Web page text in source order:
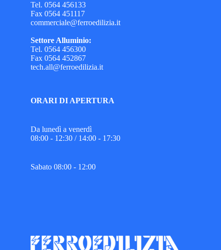
Tel. 0564 456133
Fax 0564 451117
commerciale@ferroedilizia.it
Settore Alluminio:
Tel. 0564 456300
Fax 0564 452867
tech.all@ferroedilizia.it
ORARI DI APERTURA
Da lunedì a venerdì
08:00 - 12:30 / 14:00 - 17:30
Sabato 08:00 - 12:00